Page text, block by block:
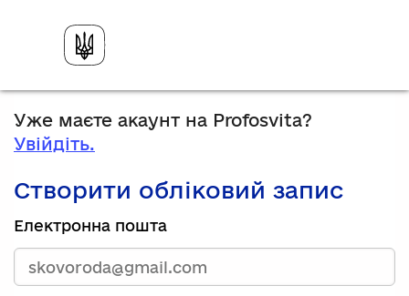
Уже маєте акаунт на Profosvita?
Увійдіть.
Створити обліковий запис
Електронна пошта